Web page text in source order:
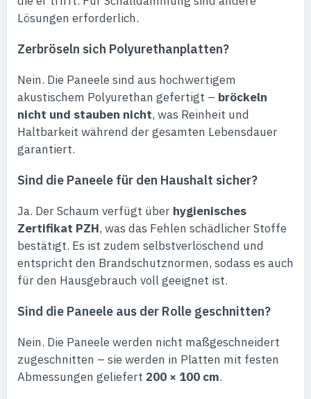
Lösungen erforderlich.
Zerbröseln sich Polyurethanplatten?
Nein. Die Paneele sind aus hochwertigem
akustischem Polyurethan gefertigt – bröckeln
nicht und stauben nicht, was Reinheit und
Haltbarkeit während der gesamten Lebensdauer
garantiert.
Sind die Paneele für den Haushalt sicher?
Ja. Der Schaum verfügt über hygienisches
Zertifikat PZH, was das Fehlen schädlicher Stoffe
bestätigt. Es ist zudem selbstverlöschend und
entspricht den Brandschutznormen, sodass es auch
für den Hausgebrauch voll geeignet ist.
Sind die Paneele aus der Rolle geschnitten?
Nein. Die Paneele werden nicht maßgeschneidert
zugeschnitten – sie werden in Platten mit festen
Abmessungen geliefert 200 × 100 cm.